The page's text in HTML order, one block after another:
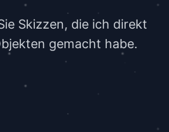
Skizzen, die ich direkt
gemacht habe.